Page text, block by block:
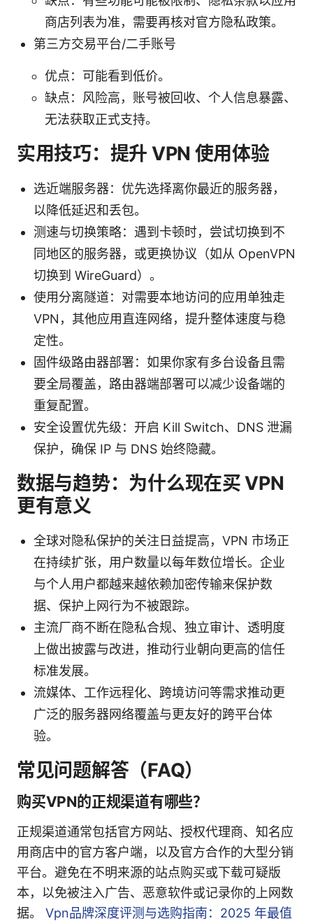
商店列表为准，需要再核对官方隐私政策。
第三方交易平台/二手账号
优点：可能看到低价。
缺点：风险高，账号被回收、个人信息暴露、
无法获取正式支持。
实用技巧：提升 VPN 使用体验
选近端服务器：优先选择离你最近的服务器，
以降低延迟和丢包。
测速与切换策略：遇到卡顿时，尝试切换到不
同地区的服务器，或更换协议（如从 OpenVPN
切换到 WireGuard）。
使用分离隧道：对需要本地访问的应用单独走
VPN，其他应用直连网络，提升整体速度与稳
定性。
固件级路由器部署：如果你家有多台设备且需
要全局覆盖，路由器端部署可以减少设备端的
重复配置。
安全设置优先级：开启 Kill Switch、DNS 泄漏
保护，确保 IP 与 DNS 始终隐藏。
数据与趋势：为什么现在买 VPN
更有意义
全球对隐私保护的关注日益提高，VPN 市场正
在持续扩张，用户数量以每年数位增长。企业
与个人用户都越来越依赖加密传输来保护数
据、保护上网行为不被跟踪。
主流厂商不断在隐私合规、独立审计、透明度
上做出披露与改进，推动行业朝向更高的信任
标准发展。
流媒体、工作远程化、跨境访问等需求推动更
广泛的服务器网络覆盖与更友好的跨平台体
验。
常见问题解答（FAQ）
购买VPN的正规渠道有哪些？
正规渠道通常包括官方网站、授权代理商、知名应
用商店中的官方客户端，以及官方合作的大型分销
平台。避免在不明来源的站点购买或下载可疑版
本，以免被注入广告、恶意软件或记录你的上网数
据。 Vpn品牌深度评测与选购指南：2025 年最值